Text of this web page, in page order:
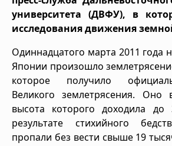
университета (ДВФУ), в
исследования движения
Одиннадцатого марта 2011 года
Японии произошло
которое получило
Великого землетрясения. Оно
высота которого доходила
результате стихийного
пропали без вести свыше 19